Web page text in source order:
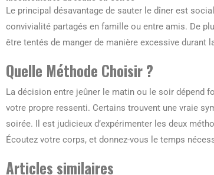
Le principal désavantage de sauter le dîner est
convivialité partagés en famille ou entre amis. De
être tentés de manger de manière excessive durant
Quelle Méthode Choisir ?
La décision entre jeûner le matin ou le soir dépend
votre propre ressenti. Certains trouvent une vraie
soirée. Il est judicieux d’expérimenter les deux
Écoutez votre corps, et donnez-vous le temps
Articles similaires